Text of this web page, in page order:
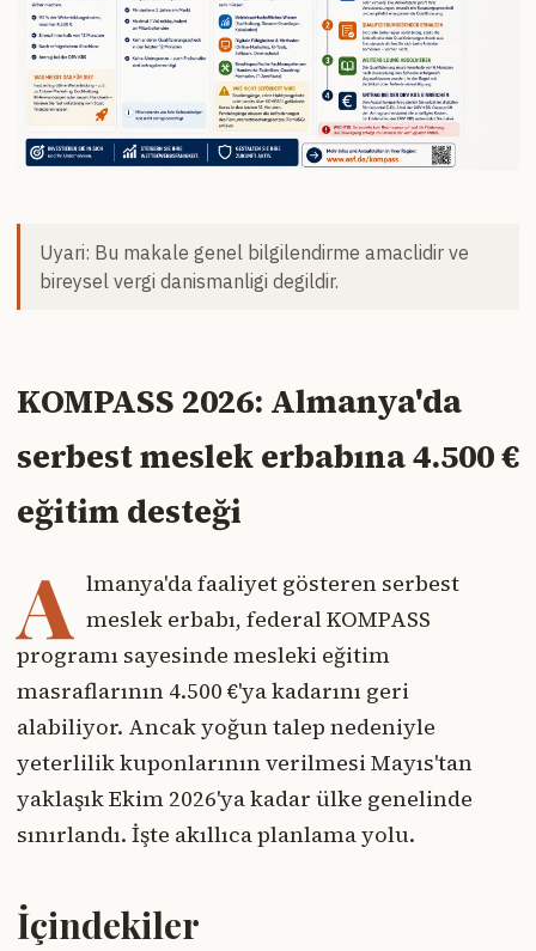
Uyari: Bu makale genel bilgilendirme amaclidir ve
bireysel vergi danismanligi degildir.
KOMPASS 2026: Almanya'da
serbest meslek erbabına 4.500 €
eğitim desteği
A lmanya'da faaliyet gösteren serbest
meslek erbabı, federal KOMPASS
programı sayesinde mesleki eğitim
masraflarının 4.500 €'ya kadarını geri
alabiliyor. Ancak yoğun talep nedeniyle
yeterlilik kuponlarının verilmesi Mayıs'tan
yaklaşık Ekim 2026'ya kadar ülke genelinde
sınırlandı. İşte akıllıca planlama yolu.
İçindekiler